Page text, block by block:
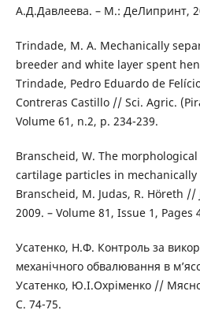
А.Д.Давлеева. – М.: ДеЛипринт,
Trindade, M. A. Mechanically
breeder and white layer spent
Trindade, Pedro Eduardo de
Contreras Castillo // Sci. Agric.
Volume 61, n.2, p. 234-239.
Branscheid, W. The
cartilage particles in
Branscheid, M. Judas, R. Höreth //
2009. – Volume 81, Issue 1, Pages
Усатенко, Н.Ф. Контроль за
механічного обвалювання в
Усатенко, Ю.І.Охріменко //
С. 74-75.